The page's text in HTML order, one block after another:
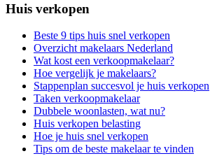
Huis verkopen
Beste 9 tips huis snel verkopen
Overzicht makelaars Nederland
Wat kost een verkoopmakelaar?
Hoe vergelijk je makelaars?
Stappenplan succesvol je huis verkopen
Taken verkoopmakelaar
Dubbele woonlasten, wat nu?
Huis verkopen belasting
Hoe je huis snel verkopen
Tips om de beste makelaar te vinden